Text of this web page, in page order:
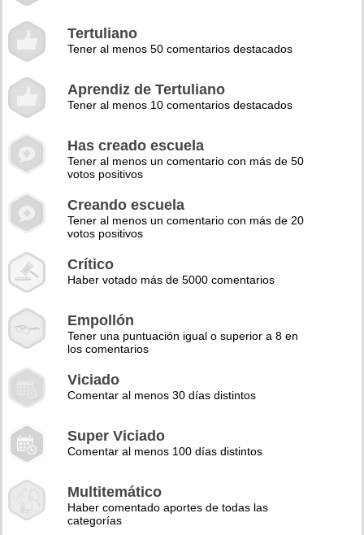
Tertuliano
Tener al menos 50 comentarios destacados
Aprendiz de Tertuliano
Tener al menos 10 comentarios destacados
Has creado escuela
Tener al menos un comentario con más de 50
votos positivos
Creando escuela
Tener al menos un comentario con más de 20
votos positivos
Crítico
Haber votado más de 5000 comentarios
Empollón
Tener una puntuación igual o superior a 8 en
los comentarios
Viciado
Comentar al menos 30 días distintos
Super Viciado
Comentar al menos 100 días distintos
Multitemático
Haber comentado aportes de todas las
categorías